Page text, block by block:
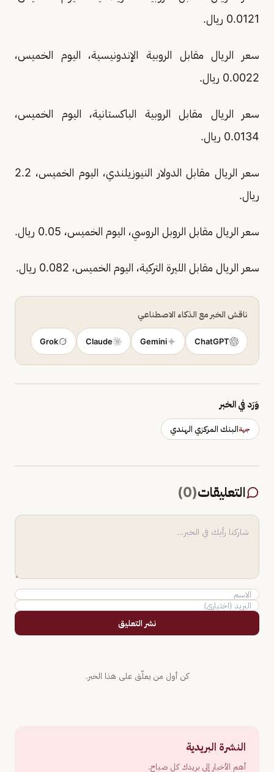
0.0121 ريال.
سعر الريال مقابل الروبية الإندونيسية، اليوم الخميس،
0.0022 ريال.
سعر الريال مقابل الروبية الباكستانية، اليوم الخميس،
0.0134 ريال.
سعر الريال مقابل الدولار النيوزيلندي، اليوم الخميس، 2.2
ريال.
سعر الريال مقابل الروبل الروسي، اليوم الخميس، 0.05 ريال.
سعر الريال مقابل الليرة التركية، اليوم الخميس، 0.082 ريال.
ناقش الخبر مع الذكاء الاصطناعي
ChatGPT
Gemini
Claude
Grok
وَرَد في الخبر
جهةالبنك المركزي الهندي
التعليقات(
0
)
نشر التعليق
كن أول من يعلّق على هذا الخبر.
النشرة البريدية
أهم الأخبار إلى بريدك كل صباح.